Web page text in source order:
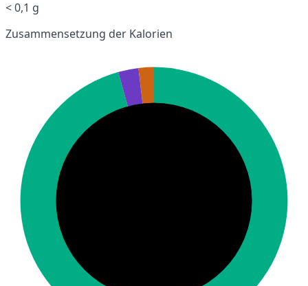
< 0,1 g
Zusammensetzung der Kalorien